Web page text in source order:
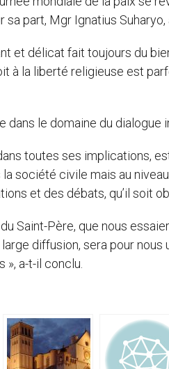
sa part, Mgr Ignatius
et délicat fait toujours du
à la liberté religieuse est
dans le domaine du dialogue
toutes ses implications,
société civile mais au
et des débats, qu’il soit
Saint-Père, que nous
diffusion, sera pour nous
a-t-il conclu.